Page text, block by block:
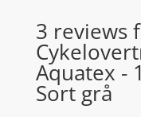
3 reviews
Aquatex -
Sort grå